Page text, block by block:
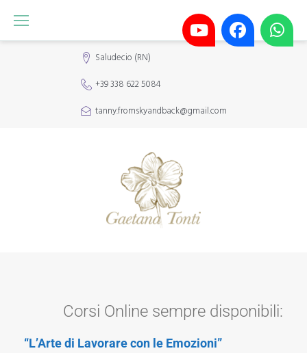
Saludecio (RN)
+39 338 622 5084
tanny.fromskyandback@gmail.com
Corsi Online sempre disponibili:
“L’Arte di Lavorare con le Emozioni”